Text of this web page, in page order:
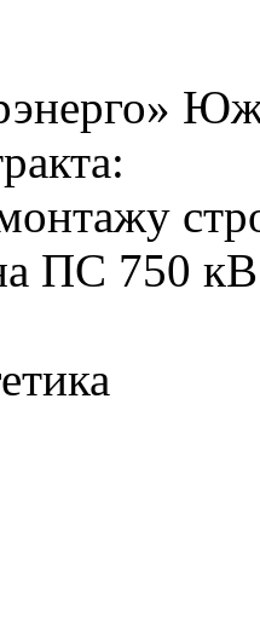
ПС 750 кВ